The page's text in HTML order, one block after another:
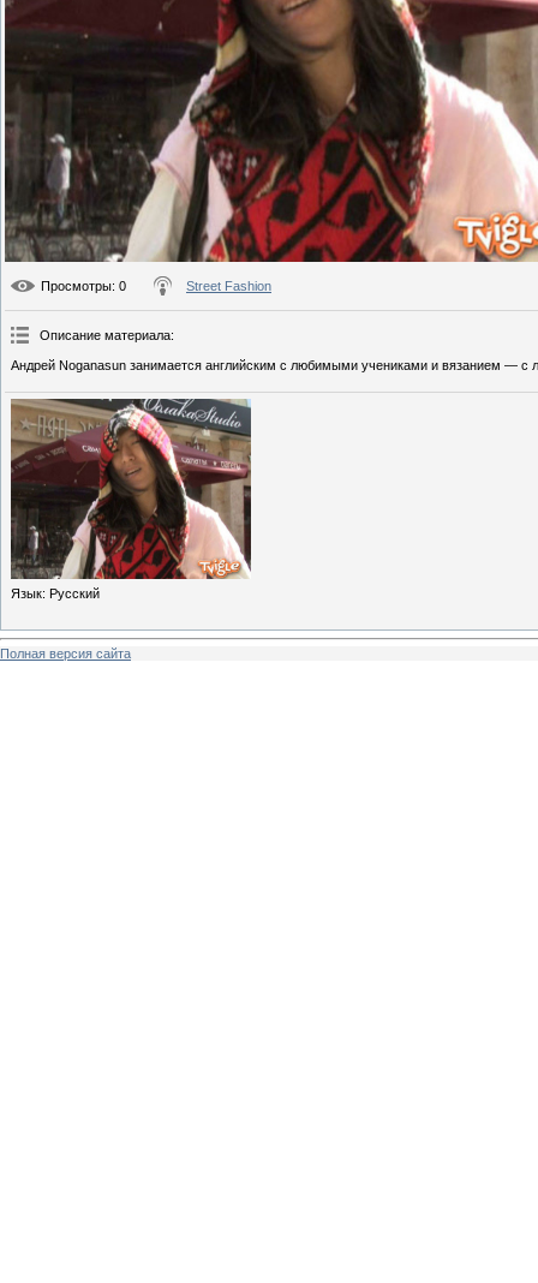
Просмотры: 0 Street Fashion
Описание материала:
Андрей Noganasun занимается английским с любимыми учениками и вязанием — с
Язык: Русский
Полная версия сайта